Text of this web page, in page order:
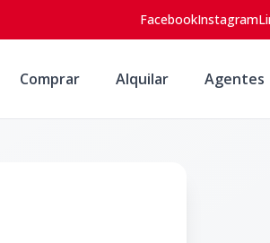
FacebookInstagram
Comprar Alquilar Agentes